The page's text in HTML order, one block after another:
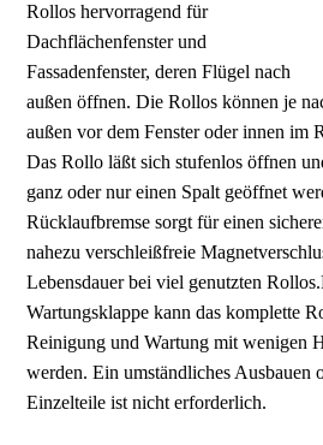
Rollos hervorragend für
Dachflächenfenster und
Fassadenfenster, deren Flügel nach
außen öffnen. Die Rollos können je
außen vor dem Fenster oder innen im
Das Rollo läßt sich stufenlos öffnen
ganz oder nur einen Spalt geöffnet
Rücklaufbremse sorgt für einen
nahezu verschleißfreie
Lebensdauer bei viel genutzten
Wartungsklappe kann das komplette
Reinigung und Wartung mit wenigen
werden. Ein umständliches Ausbauen
Einzelteile ist nicht erforderlich.